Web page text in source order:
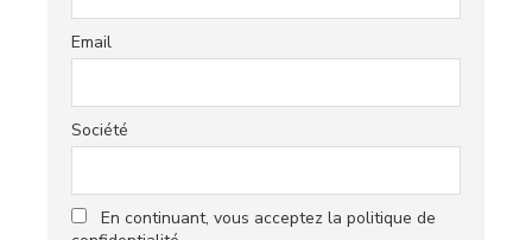
Email
Société
En continuant, vous acceptez la politique de